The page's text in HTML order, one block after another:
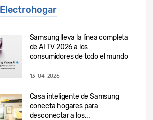
Electrohogar
Samsung lleva la línea completa
de AI TV 2026 a los
consumidores de todo el mundo
13-04-2026
Casa inteligente de Samsung
conecta hogares para
desconectar a los...